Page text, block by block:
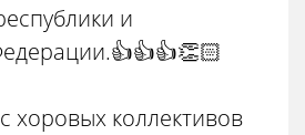
и
хоровых коллективов